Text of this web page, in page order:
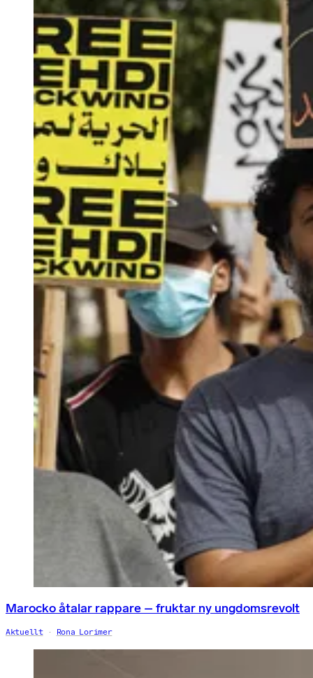
Marocko åtalar rappare – fruktar ny ungdomsrevolt
Aktuellt Rona Lorimer